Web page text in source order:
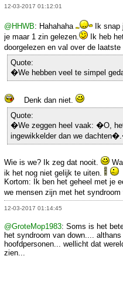
12-03-2017 01:12:01
@HHWB: Hahahaha Ik snap
je maar 1 zin gelezen.
Ik heb
doorgelezen en val over de laatste
Quote:
�We hebben veel te simpel
Denk dan niet.
Quote:
�We zeggen heel vaak: �O,
ingewikkelder dan we
Wie is we? Ik zeg dat nooit.
ik het nog niet gelijk te uiten.
Kortom: Ik ben het geheel met je
we mensen zijn met het syndroom
12-03-2017 01:14:45
@GroteMop1983: Soms is het
het syndroom van down....
hoofdpersonen... wellicht dat
zien...